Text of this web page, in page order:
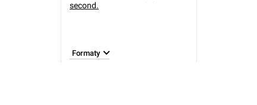
second.
Formaty